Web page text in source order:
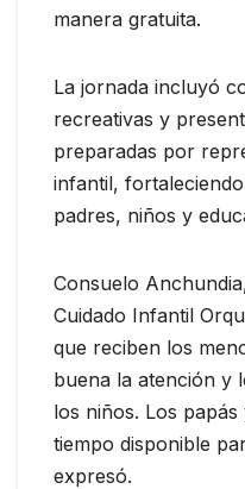
manera gratuita.
La jornada incluyó
recreativas y
preparadas por
infantil,
padres, niños y
Consuelo
Cuidado Infantil
que reciben los
buena la atención y
los niños. Los
tiempo disponible
expresó.